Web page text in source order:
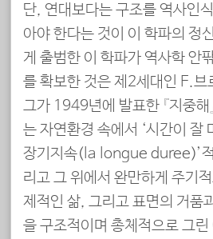
단, 연대보다는 구조를 역사인
아야 한다는 것이 이 학파의 정
게 출범한 이 학파가 역사학 안
를 확보한 것은 제2세대인 F.브
그가 1949년에 발표한 『지중해
는 자연환경 속에서 ‘시간이 잘
장기지속(la longue duree)’
리고 그 위에서 완만하게 주기
제적인 삶, 그리고 표면의 거품
을 구조적이며 총체적으로 그